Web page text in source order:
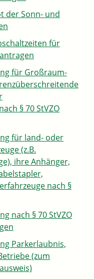
der Sonn- und
für
für Großraum-
§ 70 StVZO
für land- oder
(z.B.
ihre Anhänger,
nach §
nach § 70 StVZO
Parkerlaubnis,
(zum